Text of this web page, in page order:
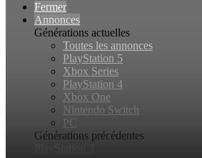
Fermer
Annonces
Générations actuelles
Toutes les annonces
PlayStation 5
Xbox Series
PlayStation 4
Xbox One
Nintendo Switch
PC
Générations précédentes